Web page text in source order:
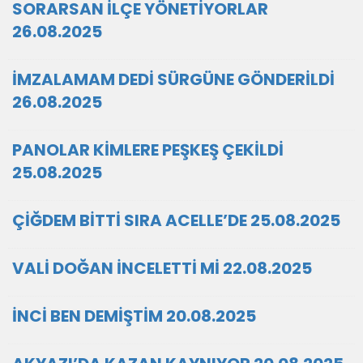
SORARSAN İLÇE YÖNETİYORLAR
26.08.2025
İMZALAMAM DEDİ SÜRGÜNE GÖNDERİLDİ
26.08.2025
PANOLAR KİMLERE PEŞKEŞ ÇEKİLDİ
25.08.2025
ÇİĞDEM BİTTİ SIRA ACELLE’DE 25.08.2025
VALİ DOĞAN İNCELETTİ Mİ 22.08.2025
İNCİ BEN DEMİŞTİM 20.08.2025